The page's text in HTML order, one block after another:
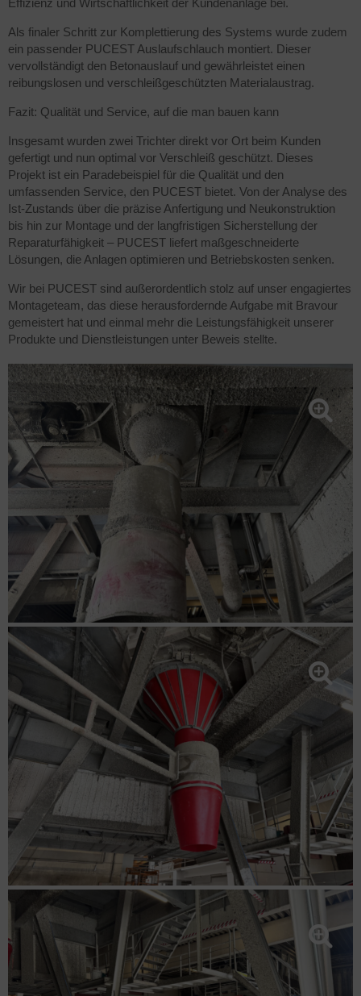
Als finaler Schritt zur Komplettierung des Systems wurde zudem
ein passender PUCEST Auslaufschlauch montiert. Dieser
vervollständigt den Betonauslauf und gewährleistet einen
reibungslosen und verschleißgeschützten Materialaustrag.
Fazit: Qualität und Service, auf die man bauen kann
Insgesamt wurden zwei Trichter direkt vor Ort beim Kunden
gefertigt und nun optimal vor Verschleiß geschützt. Dieses
Projekt ist ein Paradebeispiel für die Qualität und den
umfassenden Service, den PUCEST bietet. Von der Analyse des
Ist-Zustands über die präzise Anfertigung und Neukonstruktion
bis hin zur Montage und der langfristigen Sicherstellung der
Reparaturfähigkeit – PUCEST liefert maßgeschneiderte
Lösungen, die Anlagen optimieren und Betriebskosten senken.
Wir bei PUCEST sind außerordentlich stolz auf unser engagiertes
Montageteam, das diese herausfordernde Aufgabe mit Bravour
gemeistert hat und einmal mehr die Leistungsfähigkeit unserer
Produkte und Dienstleistungen unter Beweis stellte.